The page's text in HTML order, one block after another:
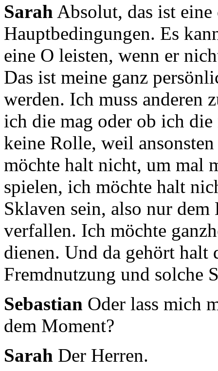
Sarah Absolut, das ist eine
Hauptbedingungen. Es
eine O leisten, wenn er
Das ist meine ganz
werden. Ich muss anderen
ich die mag oder ob ich
keine Rolle, weil
möchte halt nicht, um mal
spielen, ich möchte halt
Sklaven sein, also nur dem
verfallen. Ich möchte
dienen. Und da gehört halt
Fremdnutzung und solche
Sebastian Oder lass mich
dem Moment?
Sarah Der Herren.